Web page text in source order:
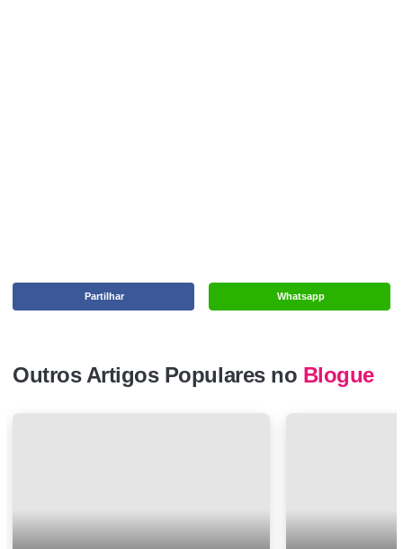
Whatsapp
Partilhar
Outros Artigos Populares no Blogue